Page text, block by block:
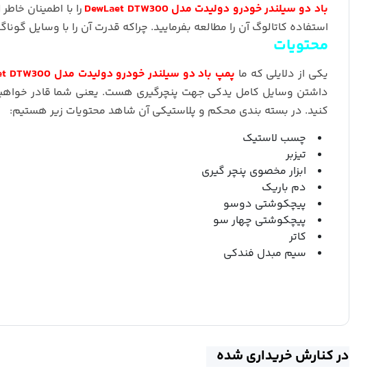
باد دو سیلندر خودرو دولیدت مدل DewLaet DTW300
را با اطمینان
استفاده کاتالوگ آن را مطالعه بفرمایید. چراکه قدرت آن را با وسایل
محتویات
یکی از دلایلی که ما پمپ باد دو سیلندر خودرو دولیدت مدل DewLaet DTW300
داشتن وسایل کامل یدکی جهت پنچرگیری هست. یعنی شما قادر خواهید
کنید. در بسته بندی محکم و پلاستیکی آن شاهد محتویات زیر هستیم:
چسب لاستیک
تیزبر
ابزار مخصوی پنچر گیری
دم باریک
پیچکوشتی دوسو
پیچکوشتی چهار سو
کاتر
سیم مبدل فندکی
در کنارش خریداری شده